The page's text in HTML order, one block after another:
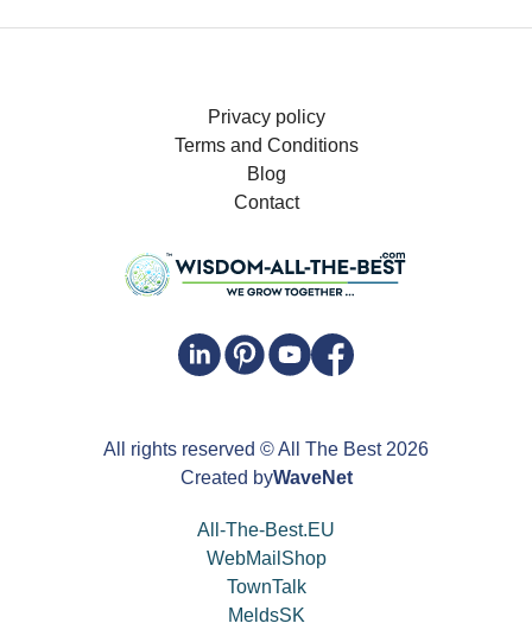
Privacy policy
Terms and Conditions
Blog
Contact
All rights reserved © All The Best2026
Created byWaveNet
All-The-Best.EU
WebMailShop
TownTalk
MeldsSK